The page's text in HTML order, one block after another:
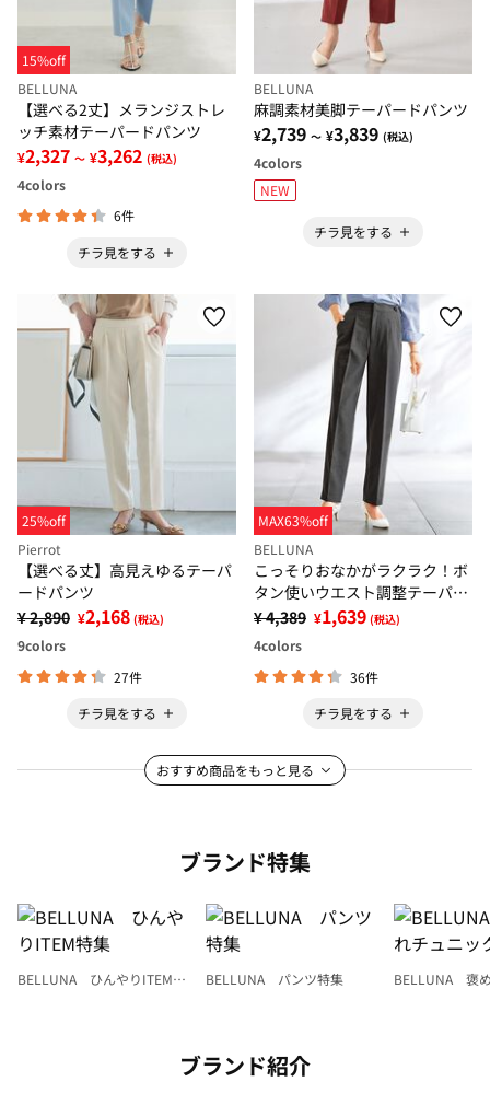
15%off
BELLUNA
【選べる2丈】メランジストレ
ッチ素材テーパードパンツ
¥2,327 ～ ¥3,262 (税込)
4colors
6件
チラ見をする
BELLUNA
麻調素材美脚テーパードパンツ
¥2,739 ～ ¥3,839 (税込)
4colors
NEW
チラ見をする
25%off
Pierrot
【選べる丈】高見えゆるテーパ
ードパンツ
¥ 2,890 ¥2,168 (税込)
9colors
27件
チラ見をする
MAX63%off
BELLUNA
こっそりおなかがラクラク！ボ
タン使いウエスト調整テーパー
ドパンツ
¥ 4,389 ¥1,639 (税込)
4colors
36件
チラ見をする
おすすめ商品をもっと見る
ブランド特集
BELLUNA ひんやりITEM特
BELLUNA パンツ特集
BELLUNA 褒
ブランド紹介